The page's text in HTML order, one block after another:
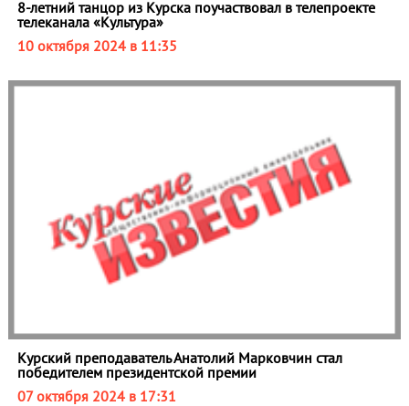
8-летний танцор из Курска поучаствовал в телепроекте
телеканала «Культура»
10 октября 2024 в 11:35
Курский преподаватель Анатолий Марковчин стал
победителем президентской премии
07 октября 2024 в 17:31